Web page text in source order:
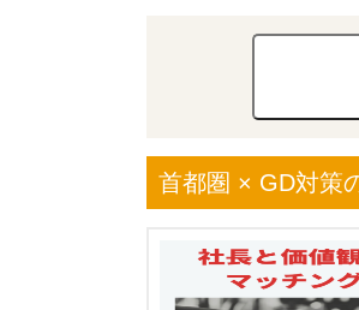
首都圏 × GD対策